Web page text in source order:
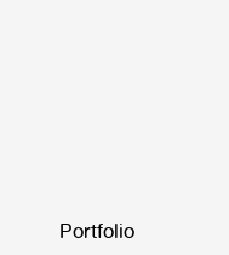
Portfolio